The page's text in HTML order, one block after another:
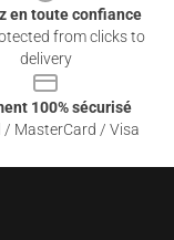
en toute confiance
from clicks to
delivery
100% sécurisé
/ MasterCard / Visa